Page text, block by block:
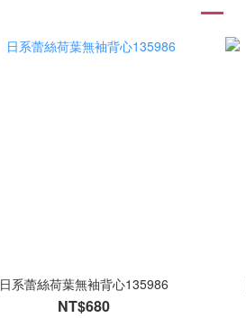
日系蕾絲荷葉無袖背心135986
NT$680